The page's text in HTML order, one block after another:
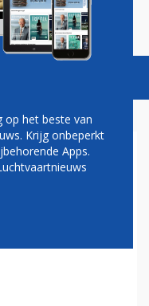
Vacatures
voor grote
mogelijk van en
op het beste van
Krijg onbeperkt
Apps.